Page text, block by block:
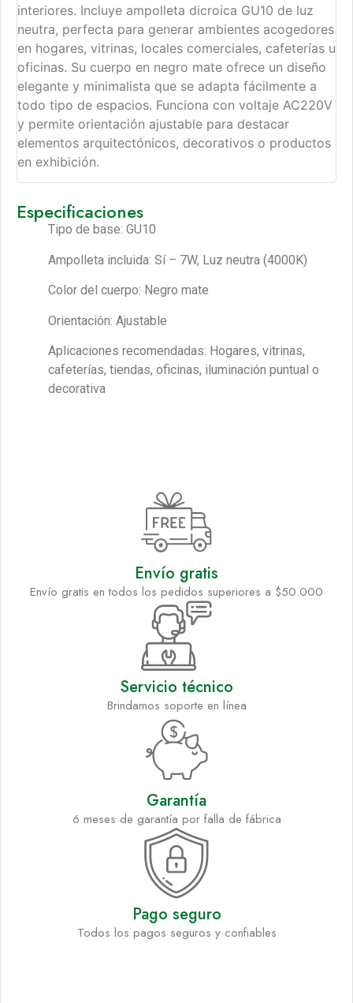
interiores. Incluye ampolleta dicroica GU10 de luz
neutra, perfecta para generar ambientes acogedores
en hogares, vitrinas, locales comerciales, cafeterías u
oficinas. Su cuerpo en negro mate ofrece un diseño
elegante y minimalista que se adapta fácilmente a
todo tipo de espacios. Funciona con voltaje AC220V
y permite orientación ajustable para destacar
elementos arquitectónicos, decorativos o productos
en exhibición.
Especificaciones
Tipo de base: GU10
Ampolleta incluida: Sí – 7W, Luz neutra (4000K)
Color del cuerpo: Negro mate
Orientación: Ajustable
Aplicaciones recomendadas: Hogares, vitrinas,
cafeterías, tiendas, oficinas, iluminación puntual o
decorativa
Envío gratis
Envío gratis en todos los pedidos superiores a $50.000
Servicio técnico
Brindamos soporte en línea
Garantía
6 meses de garantía por falla de fábrica
Pago seguro
Todos los pagos seguros y confiables